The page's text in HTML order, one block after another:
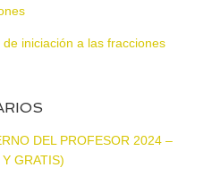
de iniciación a las fracciones
DEL PROFESOR 2024 –
GRATIS)